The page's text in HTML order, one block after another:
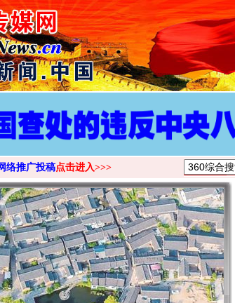
络推广投稿点击进入>>>